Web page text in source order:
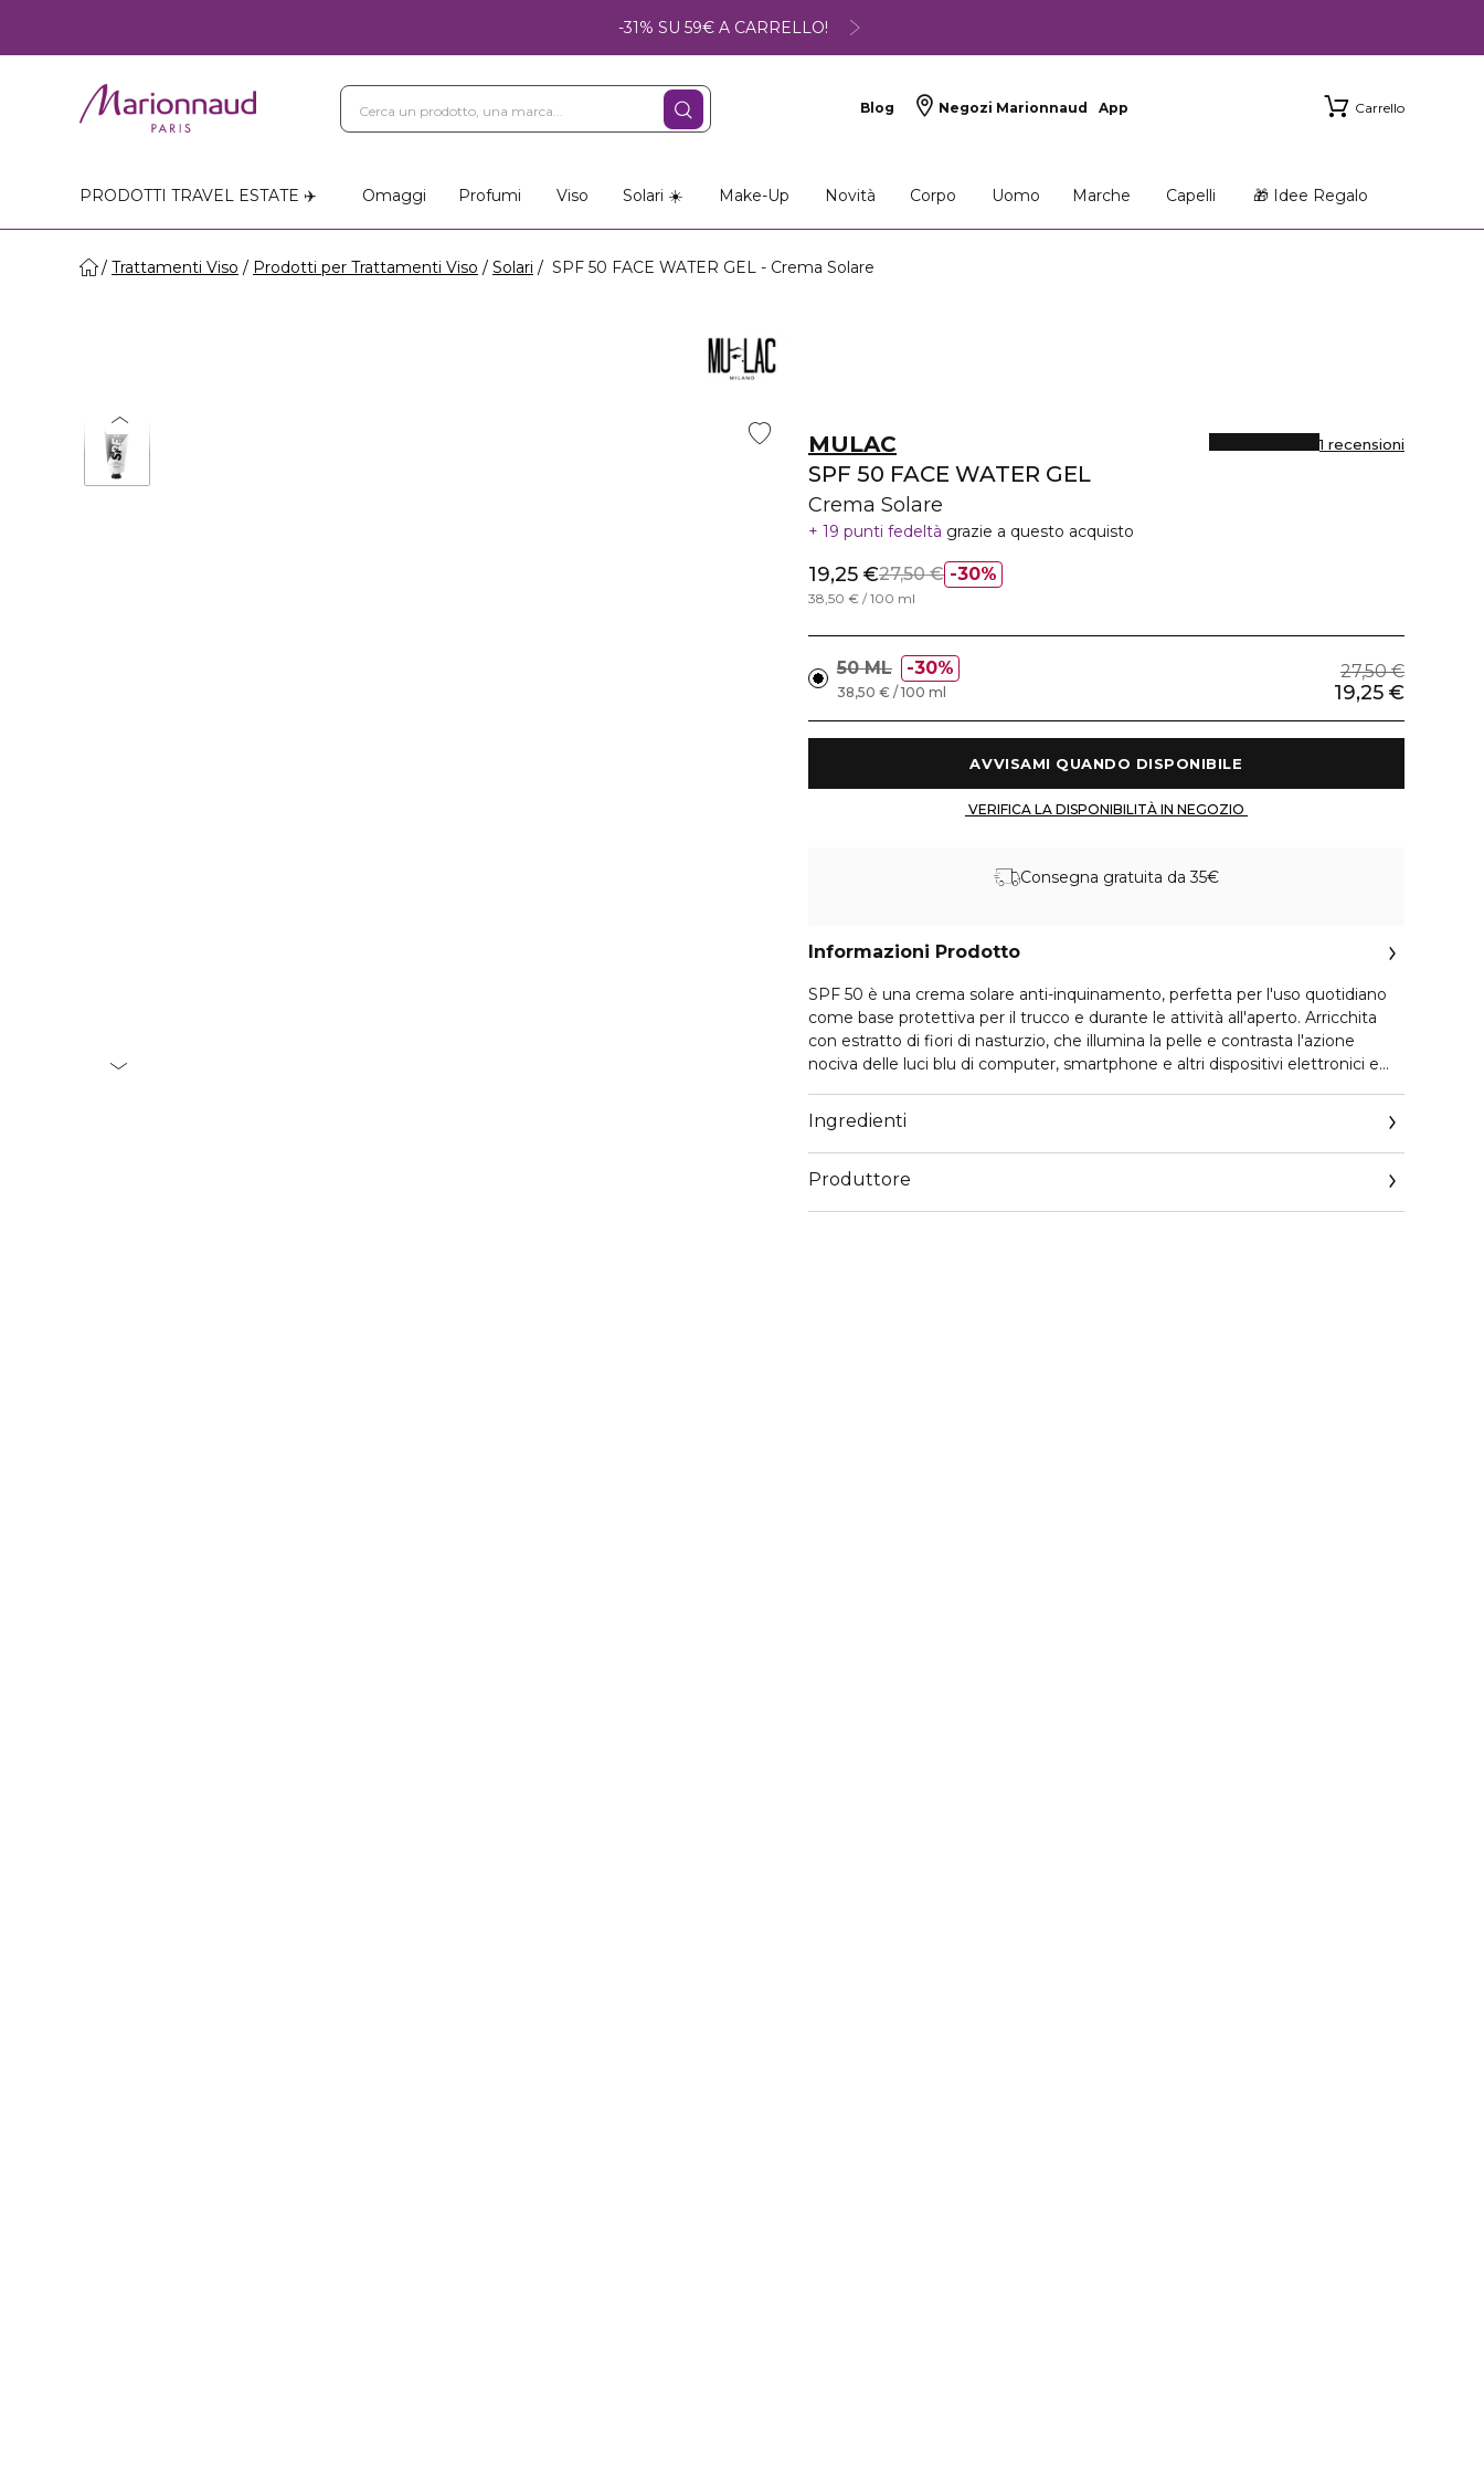
-31% SU 59€ A CARRELLO!
Blog Negozi Marionnaud App Carrello
PRODOTTI TRAVEL ESTATE ✈️ Omaggi Profumi Viso Solari ☀️ Make-Up Novità Corpo Uomo Marche Capelli 🎁 Idee Regalo
Trattamenti Viso Prodotti per Trattamenti Viso Solari SPF 50 FACE WATER GEL - Crema Solare
MULAC
SPF 50 FACE WATER GEL
Crema Solare
1 recensioni
19 punti fedeltà grazie a questo acquisto
30%
19,25 €27,50 €
38,50 € / 100 ml
50 ML 30% 27,50 €
19,25 €
38,50 € / 100 ml
Consegna gratuita da 35€
Informazioni Prodotto
SPF 50 è una crema solare anti-inquinamento, perfetta per l'uso quotidiano
come base protettiva per il trucco e durante le attività all'aperto. Arricchita
con estratto di fiori di nasturzio, che illumina la pelle e contrasta l'azione
nociva delle luci blu di computer, smartphone e altri dispositivi elettronici e
rinfrescante e senza peso e una formula priva di alcol e oli. Adatto anche alle
pelli sensibili, miste e grasse. Specificamente formulato per non ostruire i pori.
Formula vegana. Dermatologicamente testato su pelle sensibile.
Ingredienti
Produttore